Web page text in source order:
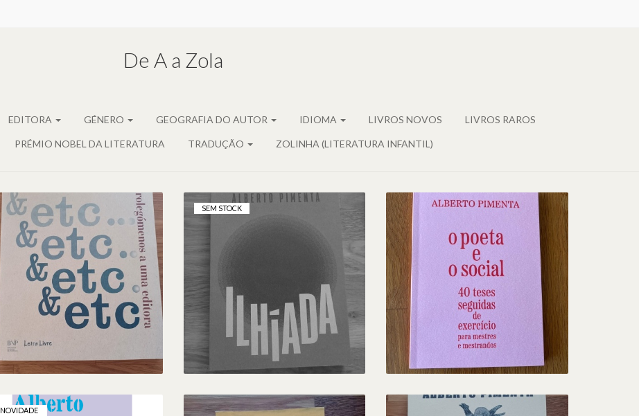
De A a Zola
EDITORA GÉNERO GEOGRAFIA DO AUTOR IDIOMA LIVROS NOVOS LIVROS RAROS
PRÉMIO NOBEL DA LITERATURA TRADUÇÃO ZOLINHA (LITERATURA INFANTIL)
&ETC.
PROLEGÓMENOS A
UMA EDITORA
15,00 €
SEM STOCK
ILHÍADA, DE ALBERTO
14,00 €
O POETA E O SOCIAL E
OS PORTUGUESES
NUNCA
COMUNGARAM DO
IDEÁRIO MARXISTA, DE
ALBERTO PIMENTA
9,00 €
NOVIDADE